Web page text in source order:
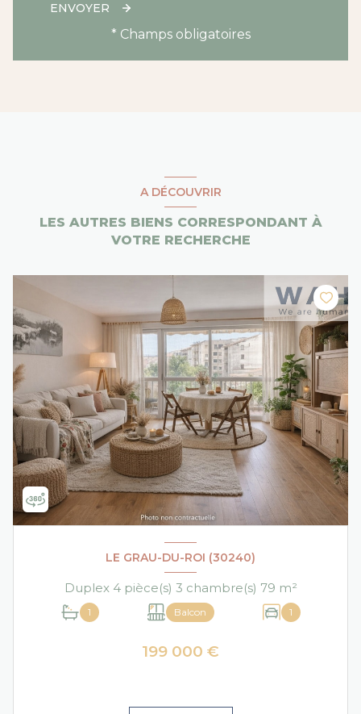
ENVOYER
* Champs obligatoires
A DÉCOUVRIR
LES AUTRES BIENS CORRESPONDANT À
VOTRE RECHERCHE
LE GRAU-DU-ROI (30240)
Duplex 4 pièce(s) 3 chambre(s) 79 m²
1 Balcon 1
199 000 €